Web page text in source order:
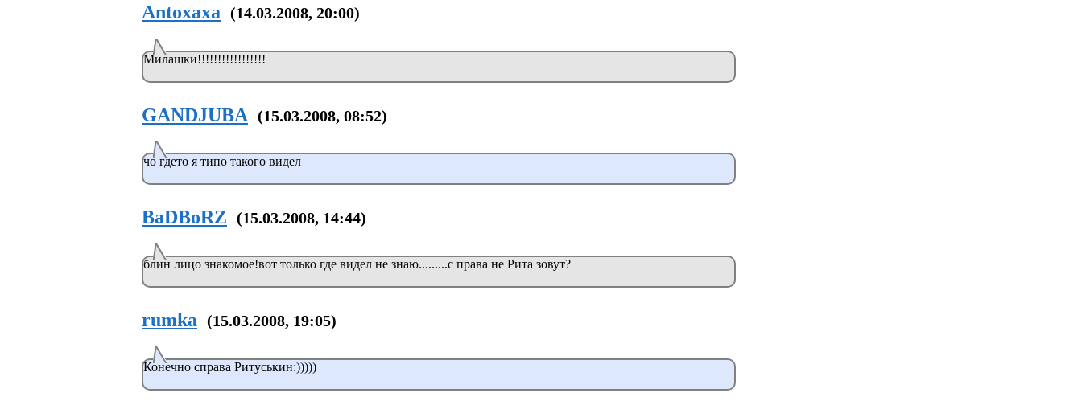
Antoxaxa (14.03.2008, 20:00)
Милашки!!!!!!!!!!!!!!!!!
GANDJUBA (15.03.2008, 08:52)
чо гдето я типо такого видел
BaDBoRZ (15.03.2008, 14:44)
блин лицо знакомое!вот только где видел не знаю.........с права не Рита зовут?
rumka (15.03.2008, 19:05)
Конечно справа Ритуськин:)))))